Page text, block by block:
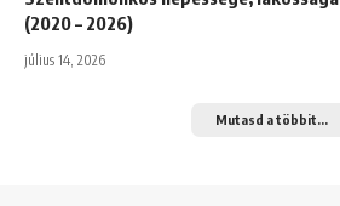
(2020 – 2026)
július 14, 2026
Mutasd a többit...